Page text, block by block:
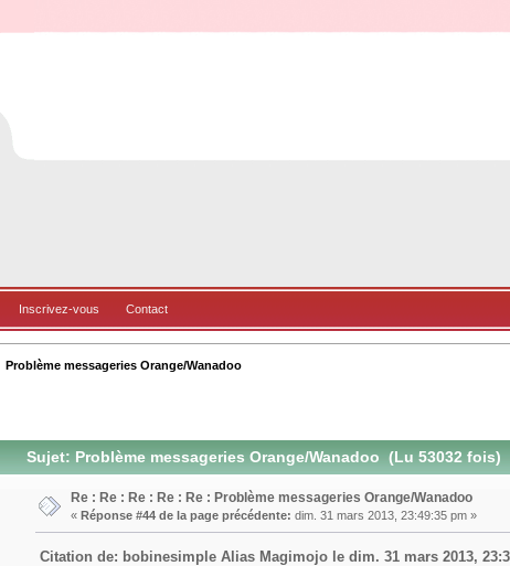
Inscrivez-vous Contact
Problème messageries Orange/Wanadoo
Sujet: Problème messageries Orange/Wanadoo (Lu 53032 fois)
Re : Re : Re : Re : Re : Problème messageries Orange/Wanadoo
« Réponse #44 de la page précédente: dim. 31 mars 2013, 23:49:35 pm »
Citation de: bobinesimple Alias Magimojo le dim. 31 mars 2013,